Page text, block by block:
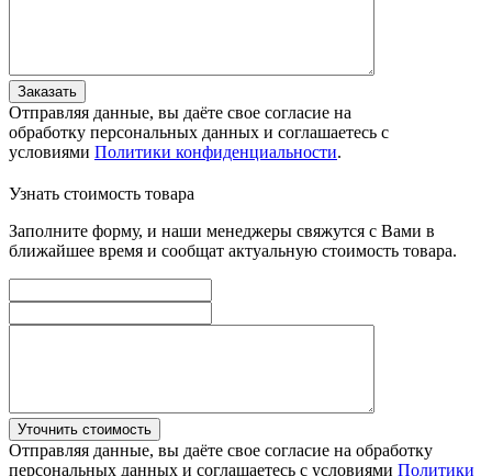
Заказать
Отправляя данные, вы даёте свое согласие на
обработку персональных данных и соглашаетесь с
условиями Политики конфиденциальности.
Узнать стоимость товара
Заполните форму, и наши менеджеры свяжутся с Вами в
ближайшее время и сообщат актуальную стоимость товара.
Уточнить стоимость
Отправляя данные, вы даёте свое согласие на обработку
персональных данных и соглашаетесь с условиями Политики